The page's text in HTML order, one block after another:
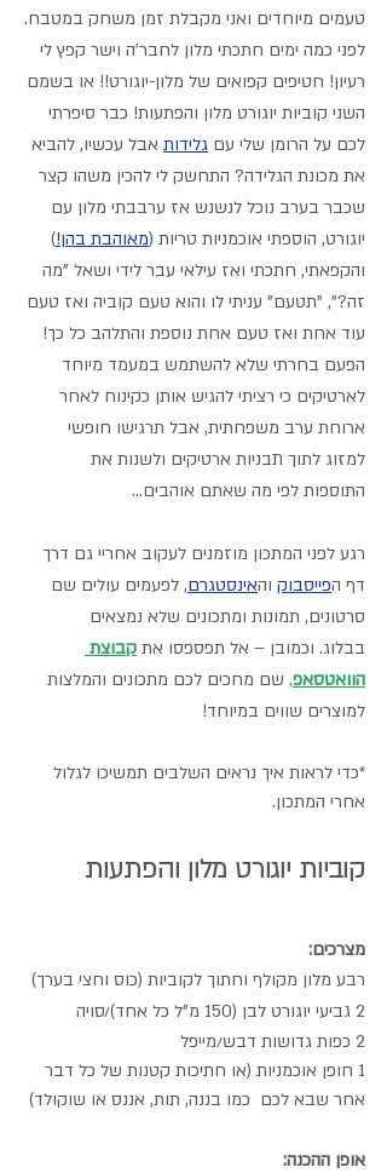
טעמים מיוחדים ואני מקבלת זמן משחק במטבח.
לפני כמה ימים חתכתי מלון לחבר'ה וישר קפץ לי
רעיון! חטיפים קפואים של מלון-יוגורט!! או בשמם
השני קוביות יוגורט מלון והפתעות! כבר סיפרתי
לכם על הרומן שלי עם גלידות אבל עכשיו, להביא
את מכונת הגלידה? התחשק לי להכין משהו קצר
שכבר בערב נוכל לנשנש אז ערבבתי מלון עם
יוגורט, הוספתי אוכמניות טריות (מאוהבת בהן!)
והקפאתי, חתכתי ואז עילאי עבר לידי ושאל "מה
זה?", "תטעם" עניתי לו והוא טעם קוביה ואז טעם
עוד אחת ואז טעם אחת נוספת והתלהב כל כך!
הפעם בחרתי שלא להשתמש במעמד מיוחד
לארטיקים כי רציתי להגיש אותן כקינוח לאחר
ארוחת ערב משפחתית, אבל תרגישו חופשי
למזוג לתוך תבניות ארטיקים ולשנות את
התוספות לפי מה שאתם אוהבים...
רגע לפני המתכון מוזמנים לעקוב אחריי גם דרך
דף הפייסבוק והאינסטגרם, לפעמים עולים שם
סרטונים, תמונות ומתכונים שלא נמצאים
בבלוג. וכמובן – אל תפספסו את קבוצת
הוואטסאפ, שם מחכים לכם מתכונים והמלצות
למוצרים שווים במיוחד!
*כדי לראות איך נראים השלבים תמשיכו לגלול
אחרי המתכון.
קוביות יוגורט מלון והפתעות
מצרכים:
רבע מלון מקולף וחתוך לקוביות (כוס וחצי בערך)
2 גביעי יוגורט לבן (150 מ"ל כל אחד)/סויה
2 כפות גדושות דבש/מייפל
1 חופן אוכמניות (או חתיכות קטנות של כל דבר
אחר שבא לכם  כמו בננה, תות, אננס או שוקולד)
אופן ההכנה: